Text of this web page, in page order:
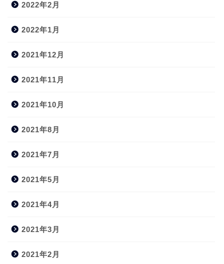
2022年2月
2022年1月
2021年12月
2021年11月
2021年10月
2021年8月
2021年7月
2021年5月
2021年4月
2021年3月
2021年2月